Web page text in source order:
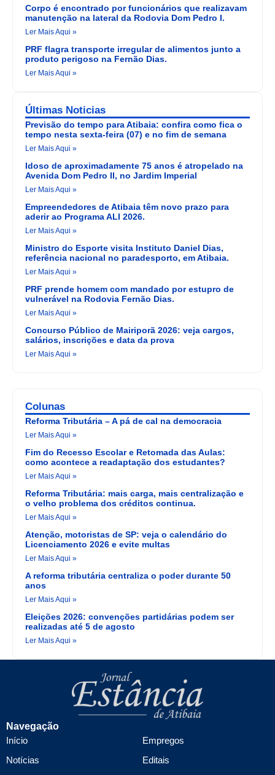
Corpo é encontrado por funcionários que realizavam
manutenção na lateral da Rodovia Dom Pedro I.
Ler Mais Aqui »
PRF flagra transporte irregular de alimentos junto a
produto perigoso na Fernão Dias.
Ler Mais Aqui »
Últimas Noticias
Previsão do tempo para Atibaia: confira como fica o
tempo nesta sexta-feira (07) e no fim de semana
Ler Mais Aqui »
Idoso de aproximadamente 75 anos é atropelado na
Avenida Dom Pedro II, no Jardim Imperial
Ler Mais Aqui »
Empreendedores de Atibaia têm novo prazo para
aderir ao Programa ALI 2026.
Ler Mais Aqui »
Ministro do Esporte visita Instituto Daniel Dias,
referência nacional no paradesporto, em Atibaia.
Ler Mais Aqui »
PRF prende homem com mandado por estupro de
vulnerável na Rodovia Fernão Dias.
Ler Mais Aqui »
Concurso Público de Mairiporã 2026: veja cargos,
salários, inscrições e data da prova
Ler Mais Aqui »
Colunas
Reforma Tributária – A pá de cal na democracia
Ler Mais Aqui »
Fim do Recesso Escolar e Retomada das Aulas:
como acontece a readaptação dos estudantes?
Ler Mais Aqui »
Reforma Tributária: mais carga, mais centralização e
o velho problema dos créditos continua.
Ler Mais Aqui »
Atenção, motoristas de SP: veja o calendário do
Licenciamento 2026 e evite multas
Ler Mais Aqui »
A reforma tributária centraliza o poder durante 50
anos
Ler Mais Aqui »
Eleições 2026: convenções partidárias podem ser
realizadas até 5 de agosto
Ler Mais Aqui »
Navegação
Início
Notícias
Empregos
Editais